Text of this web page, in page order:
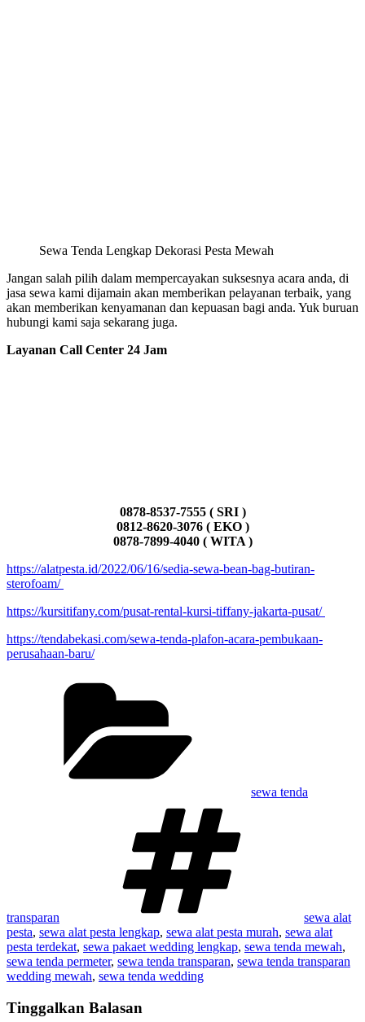
Sewa Tenda Lengkap Dekorasi Pesta Mewah
Jangan salah pilih dalam mempercayakan suksesnya acara anda, di
jasa sewa kami dijamain akan memberikan pelayanan terbaik, yang
akan memberikan kenyamanan dan kepuasan bagi anda. Yuk buruan
hubungi kami saja sekarang juga.
Layanan Call Center 24 Jam
0878-8537-7555 ( SRI )
0812-8620-3076 ( EKO )
0878-7899-4040 ( WITA )
https://alatpesta.id/2022/06/16/sedia-sewa-bean-bag-butiran-
sterofoam/
https://kursitifany.com/pusat-rental-kursi-tiffany-jakarta-pusat/
https://tendabekasi.com/sewa-tenda-plafon-acara-pembukaan-
perusahaan-baru/
sewa tenda
transparan
sewa alat
pesta, sewa alat pesta lengkap, sewa alat pesta murah, sewa alat
pesta terdekat, sewa pakaet wedding lengkap, sewa tenda mewah,
sewa tenda permeter, sewa tenda transparan, sewa tenda transparan
wedding mewah, sewa tenda wedding
Tinggalkan Balasan